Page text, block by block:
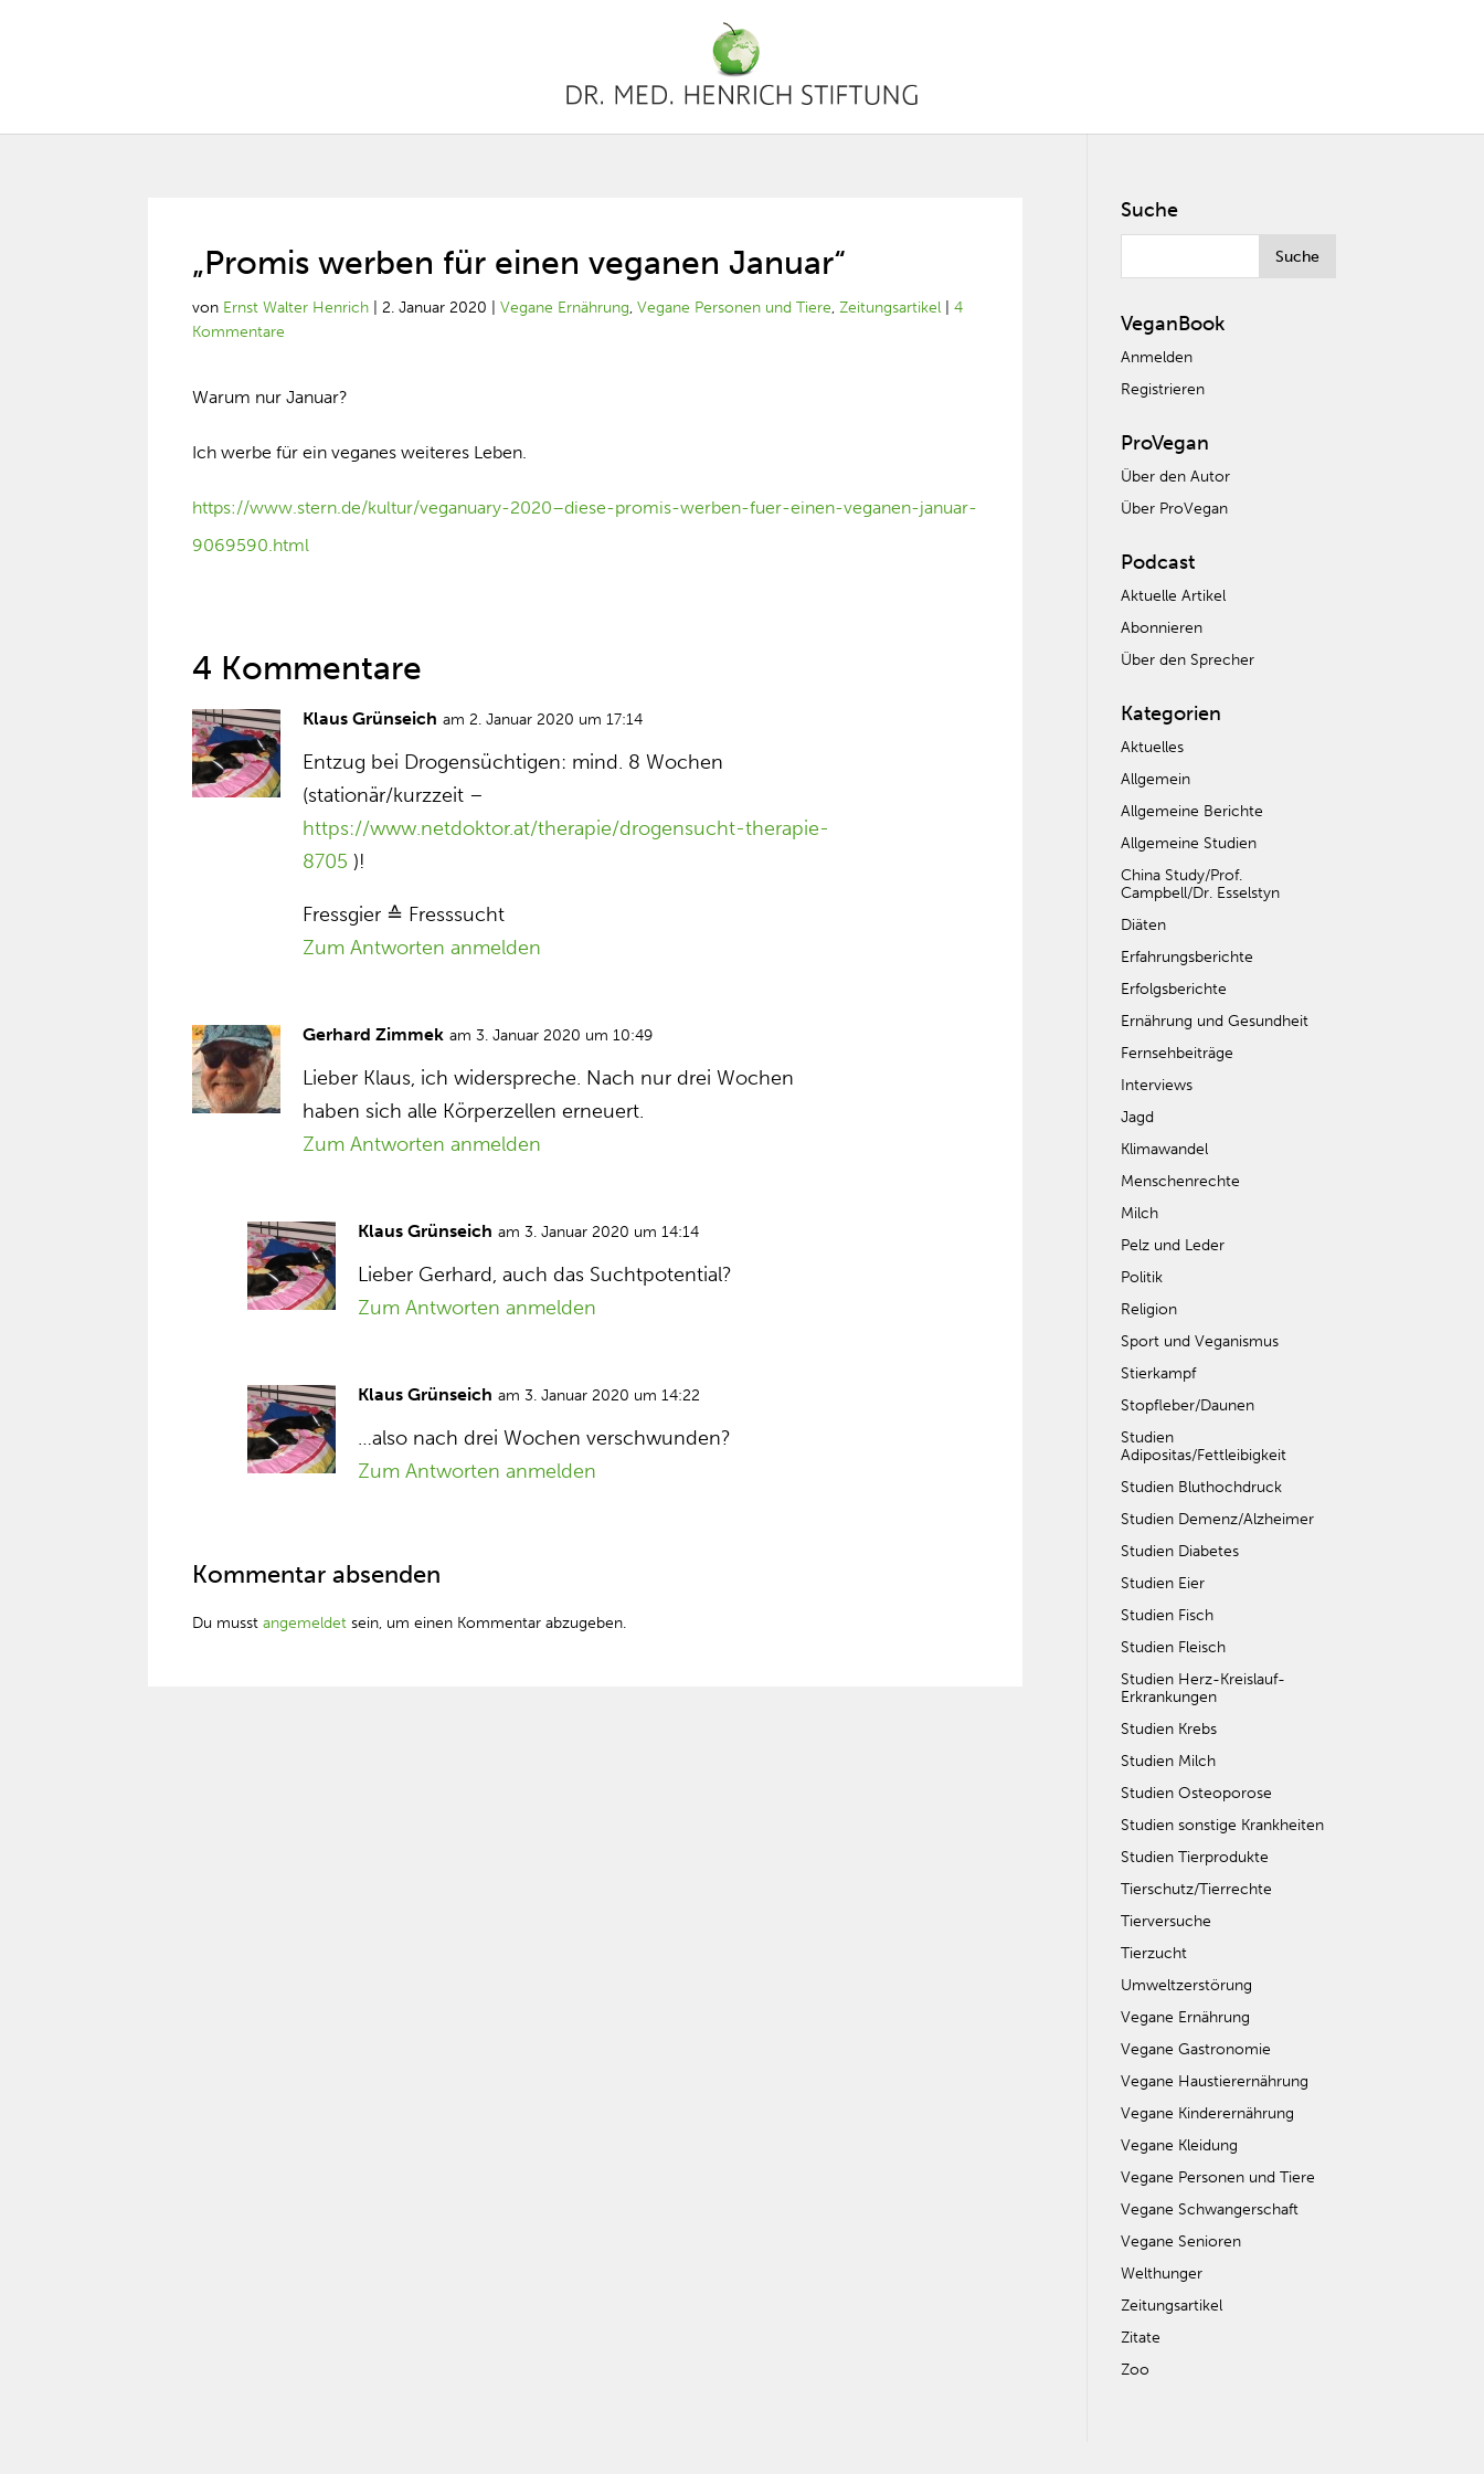
„Promis werben für einen veganen Januar“
von Ernst Walter Henrich |2. Januar 2020 |Vegane Ernährung,Vegane Personen und Tiere,Zeitungsartikel |4
Kommentare
Warum nur Januar?
Ich werbe für ein veganes weiteres Leben.
https://www.stern.de/kultur/veganuary-2020–diese-promis-werben-fuer-einen-veganen-januar-
9069590.html
4 Kommentare
Klaus Grünseich am 2. Januar 2020 um 17:14
Entzug bei Drogensüchtigen: mind. 8 Wochen
(stationär/kurzzeit –
https://www.netdoktor.at/therapie/drogensucht-therapie-
8705 )!
Fressgier ≙ Fresssucht
Zum Antworten anmelden
Gerhard Zimmek am 3. Januar 2020 um 10:49
Lieber Klaus, ich widerspreche. Nach nur drei Wochen
haben sich alle Körperzellen erneuert.
Zum Antworten anmelden
Klaus Grünseich am 3. Januar 2020 um 14:14
Lieber Gerhard, auch das Suchtpotential?
Zum Antworten anmelden
Klaus Grünseich am 3. Januar 2020 um 14:22
…also nach drei Wochen verschwunden?
Zum Antworten anmelden
Kommentar absenden
Du musstangemeldet sein, um einen Kommentar abzugeben.
Suche
VeganBook
Anmelden
Registrieren
ProVegan
Über den Autor
Über ProVegan
Podcast
Aktuelle Artikel
Abonnieren
Über den Sprecher
Kategorien
Aktuelles
Allgemein
Allgemeine Berichte
Allgemeine Studien
China Study/Prof.
Campbell/Dr. Esselstyn
Diäten
Erfahrungsberichte
Erfolgsberichte
Ernährung und Gesundheit
Fernsehbeiträge
Interviews
Jagd
Klimawandel
Menschenrechte
Milch
Pelz und Leder
Politik
Religion
Sport und Veganismus
Stierkampf
Stopfleber/Daunen
Studien
Adipositas/Fettleibigkeit
Studien Bluthochdruck
Studien Demenz/Alzheimer
Studien Diabetes
Studien Eier
Studien Fisch
Studien Fleisch
Studien Herz-Kreislauf-
Erkrankungen
Studien Krebs
Studien Milch
Studien Osteoporose
Studien sonstige Krankheiten
Studien Tierprodukte
Tierschutz/Tierrechte
Tierversuche
Tierzucht
Umweltzerstörung
Vegane Ernährung
Vegane Gastronomie
Vegane Haustierernährung
Vegane Kinderernährung
Vegane Kleidung
Vegane Personen und Tiere
Vegane Schwangerschaft
Vegane Senioren
Welthunger
Zeitungsartikel
Zitate
Zoo